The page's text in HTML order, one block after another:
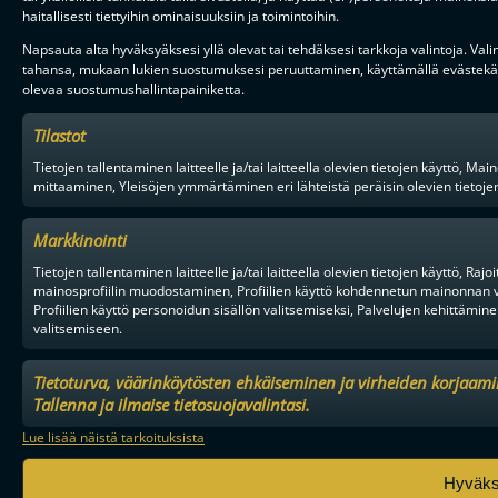
haitallisesti tiettyihin ominaisuuksiin ja toimintoihin.
Napsauta alta hyväksyäksesi yllä olevat tai tehdäksesi tarkkoja valintoja.
tahansa, mukaan lukien suostumuksesi peruuttaminen, käyttämällä
olevaa suostumushallintapainiketta.
Tilastot
Tietojen tallentaminen laitteelle ja/tai laitteella olevien tietojen käyttö,
mittaaminen, Yleisöjen ymmärtäminen eri lähteistä peräisin olevien
Markkinointi
Tietojen tallentaminen laitteelle ja/tai laitteella olevien tietojen käyttö,
mainosprofiilin muodostaminen, Profiilien käyttö kohdennetun
Profiilien käyttö personoidun sisällön valitsemiseksi, Palvelujen
valitsemiseen.
Tietoturva, väärinkäytösten ehkäiseminen ja virheiden
Tallenna ja ilmaise tietosuojavalintasi.
Lue lisää näistä tarkoituksista